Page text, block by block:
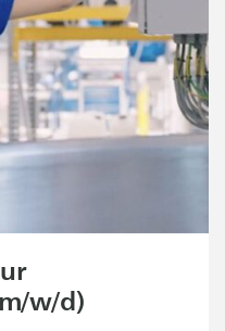
w/d)